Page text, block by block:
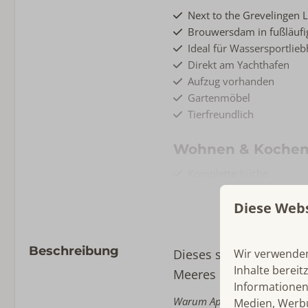
Next to the Grevelingen
Brouwersdam in
Ideal für
Direkt am Yachthafen
Aufzug vorhanden
Gartenmöbel
Tierfreundlich
Wohnen & Kochen
Flachbildschirm-TV
Wäscheständer
Kombimicrowelle
Kühlschrank mit
Nespresso
Beschreibung
Dieses stilvolle
Meeres und des
Warum Appartement
Diese
Wir
Inhalte
Medien,